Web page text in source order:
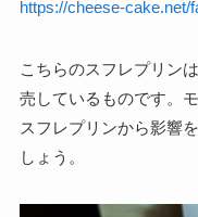
https://cheese-cake.net/
こちらのスフレプリン
売しているものです。
スフレプリンから影響
しょう。